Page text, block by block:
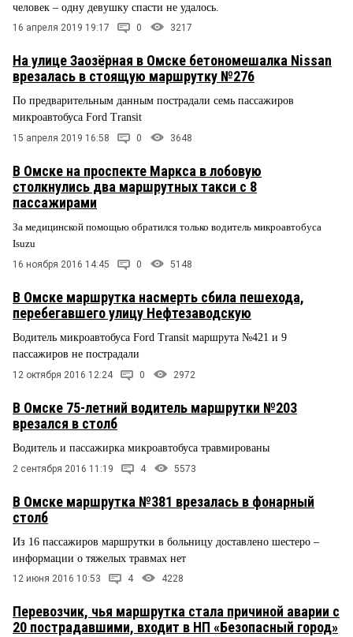
человек – одну девушку спасти не удалось.
16 апреля 2019 19:17 0 3217
На улице Заозёрная в Омске бетономешалка Nissan
врезалась в стоящую маршрутку №276
По предварительным данным пострадали семь пассажиров
микроавтобуса Ford Transit
15 апреля 2019 16:58 0 3648
В Омске на проспекте Маркса в лобовую
столкнулись два маршрутных такси с 8
пассажирами
За медицинской помощью обратился только водитель микроавтобуса
Isuzu
16 ноября 2016 14:45 0 5148
В Омске маршрутка насмерть сбила пешехода,
перебегавшего улицу Нефтезаводскую
Водитель микроавтобуса Ford Transit маршрута №421 и 9
пассажиров не пострадали
12 октября 2016 12:24 0 2972
В Омске 75-летний водитель маршрутки №203
врезался в столб
Водитель и пассажирка микроавтобуса травмированы
2 сентября 2016 11:19 4 5573
В Омске маршрутка №381 врезалась в фонарный
столб
Из 16 пассажиров маршрутки в больницу доставлено шестеро –
информации о тяжелых травмах нет
12 июня 2016 10:53 4 4228
Перевозчик, чья маршрутка стала причиной аварии с
20 пострадавшими, входит в НП «Безопасный город»